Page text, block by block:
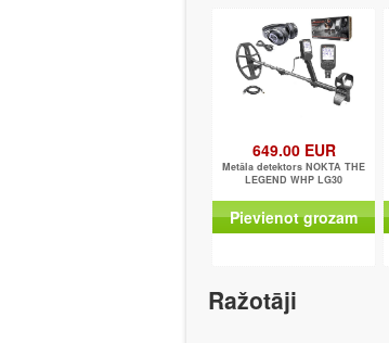
649.00 EUR
Metāla detektors NOKTA THE
LEGEND WHP LG30
Pievienot grozam
Ražotāji